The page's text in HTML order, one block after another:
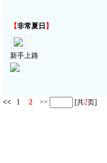
【非常夏日 】
新手上路
<< 1 2 >> [共2页]